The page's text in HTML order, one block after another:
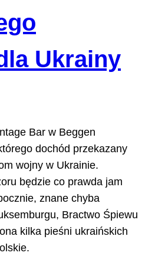
Ukrainy
Bar w Beggen
dochód przekazany
wojny w Ukrainie.
będzie co prawda jam
znane chyba
Bractwo Śpiewu
kilka pieśni ukraińskich